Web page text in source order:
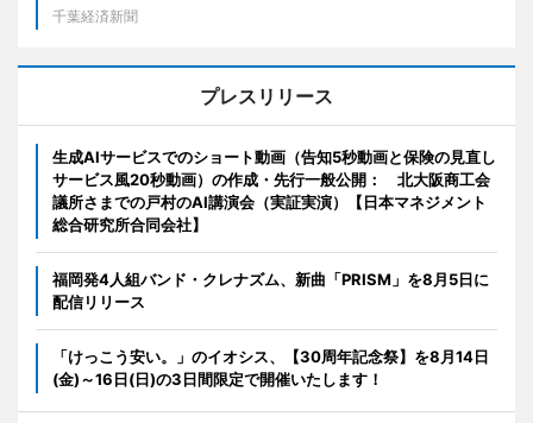
千葉経済新聞
プレスリリース
生成AIサービスでのショート動画（告知5秒動画と保険の見直し
サービス風20秒動画）の作成・先行一般公開： 北大阪商工会
議所さまでの戸村のAI講演会（実証実演）【日本マネジメント
総合研究所合同会社】
福岡発4人組バンド・クレナズム、新曲「PRISM」を8月5日に
配信リリース
「けっこう安い。」のイオシス、【30周年記念祭】を8月14日
(金)～16日(日)の3日間限定で開催いたします！